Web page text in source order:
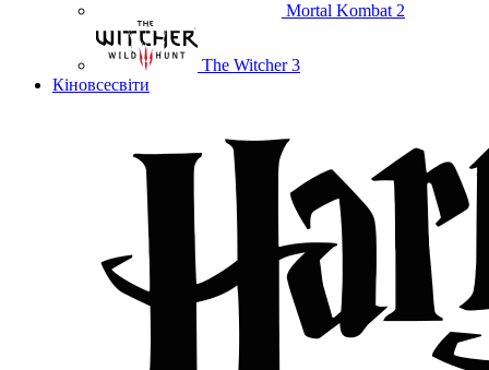
Mortal Kombat 2
The Witcher 3
Кіновсесвіти